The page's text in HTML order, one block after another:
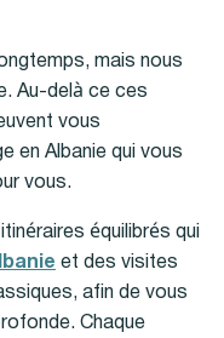
mais nous
Au-delà ce ces
vous
en Albanie qui vous
vous.
équilibrés qui
et des visites
afin de vous
Chaque